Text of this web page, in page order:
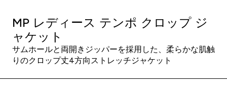
MP レディース テンポ クロップ ジ
ャケット
サムホールと両開きジッパーを採用した、柔らかな肌触
りのクロップ丈4方向ストレッチジャケット